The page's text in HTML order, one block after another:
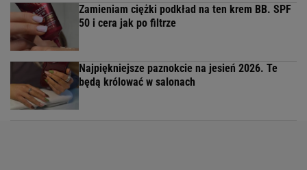
Zamieniam ciężki podkład na ten krem BB. SPF
50 i cera jak po filtrze
Najpiękniejsze paznokcie na jesień 2026. Te
będą królować w salonach